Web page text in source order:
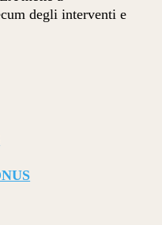
degli interventi e